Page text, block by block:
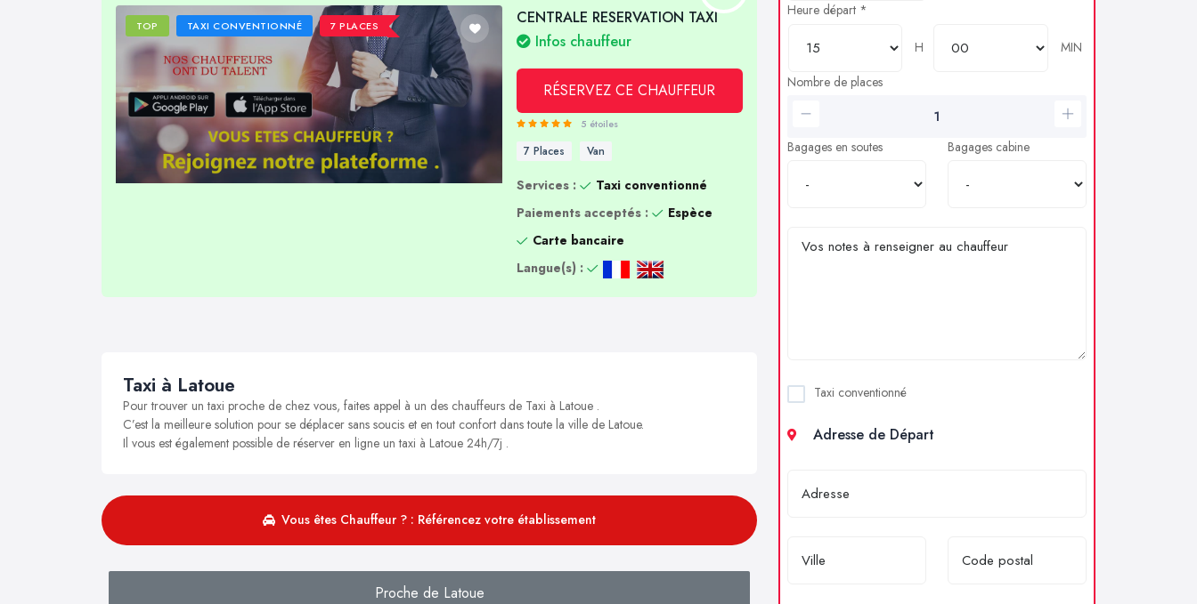
TOP TAXI CONVENTIONNÉ 7 PLACES
CENTRALE RESERVATION TAXI
Infos chauffeur
RÉSERVEZ CE CHAUFFEUR
5 étoiles
7 Places Van
Services :
Taxi conventionné
Paiements acceptés :
Espèce
Carte bancaire
Langue(s) :
Taxi à Latoue
Pour trouver un taxi proche de chez vous, faites appel à un des chauffeurs de Taxi à Latoue .
C’est la meilleure solution pour se déplacer sans soucis et en tout confort dans toute la ville de Latoue.
Il vous est également possible de réserver en ligne un taxi à Latoue 24h/7j .
Vous êtes Chauffeur ? : Référencez votre établissement
Proche de Latoue
Heure départ *
H
MIN
Nombre de places
Bagages en soutes Bagages cabine
Taxi conventionné
Adresse de Départ